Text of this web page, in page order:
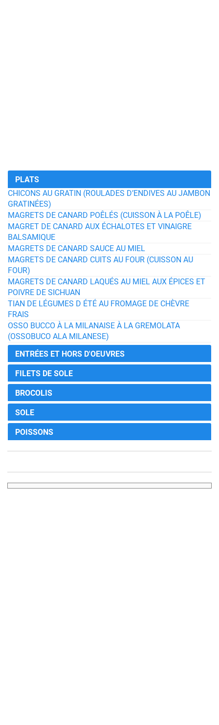
PLATS
CHICONS AU GRATIN (ROULADES D’ENDIVES AU JAMBON
GRATINÉES)
MAGRETS DE CANARD POÊLÉS (CUISSON À LA POÊLE)
MAGRET DE CANARD AUX ÉCHALOTES ET VINAIGRE
BALSAMIQUE
MAGRETS DE CANARD SAUCE AU MIEL
MAGRETS DE CANARD CUITS AU FOUR (CUISSON AU
FOUR)
MAGRETS DE CANARD LAQUÉS AU MIEL AUX ÉPICES ET
POIVRE DE SICHUAN
TIAN DE LÉGUMES D ÉTÉ AU FROMAGE DE CHÈVRE
FRAIS
OSSO BUCCO À LA MILANAISE À LA GREMOLATA
(OSSOBUCO ALA MILANESE)
ENTRÉES ET HORS D'OEUVRES
FILETS DE SOLE
BROCOLIS
SOLE
POISSONS